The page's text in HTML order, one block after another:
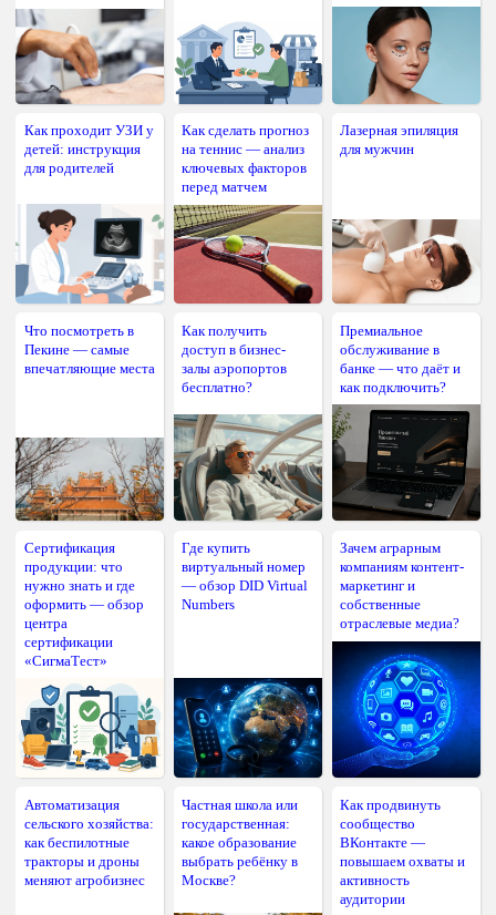
Как проходит УЗИ у
детей: инструкция
для родителей
Как сделать прогноз
на теннис — анализ
ключевых факторов
перед матчем
Лазерная эпиляция
для мужчин
Что посмотреть в
Пекине — самые
впечатляющие места
Как получить
доступ в бизнес-
залы аэропортов
бесплатно?
Премиальное
обслуживание в
банке — что даёт и
как подключить?
Сертификация
продукции: что
нужно знать и где
оформить — обзор
центра
сертификации
«СигмаТест»
Где купить
виртуальный номер
— обзор DID Virtual
Numbers
Зачем аграрным
компаниям контент-
маркетинг и
собственные
отраслевые медиа?
Автоматизация
сельского хозяйства:
как беспилотные
тракторы и дроны
меняют агробизнес
Частная школа или
государственная:
какое образование
выбрать ребёнку в
Москве?
Как продвинуть
сообщество
ВКонтакте —
повышаем охваты и
активность
аудитории